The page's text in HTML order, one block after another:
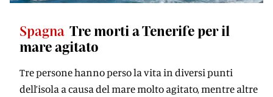
Spagna Tre morti a Tenerife per il
mare agitato
Tre persone hanno perso la vita in diversi punti
dell’isola a causa del mare molto agitato, mentre altre